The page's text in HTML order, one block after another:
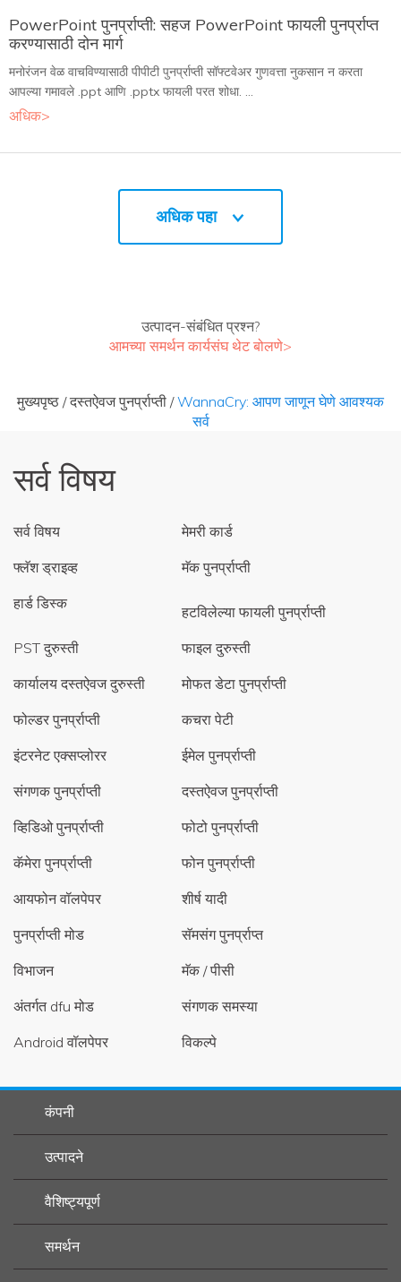
PowerPoint पुनर्प्राप्ती: सहज PowerPoint फायली पुनर्प्राप्त
करण्यासाठी दोन मार्ग
मनोरंजन वेळ वाचविण्यासाठी पीपीटी पुनर्प्राप्ती सॉफ्टवेअर गुणवत्ता नुकसान न करता
आपल्या गमावले .ppt आणि .pptx फायली परत शोधा. ...
अधिक>
अधिक पहा
उत्पादन-संबंधित प्रश्न?
आमच्या समर्थन कार्यसंघ थेट बोलणे>
मुख्यपृष्ठ /दस्तऐवज पुनर्प्राप्ती /WannaCry: आपण जाणून घेणे आवश्यक
सर्व
सर्व विषय
सर्व विषय
मेमरी कार्ड
फ्लॅश ड्राइव्ह
मॅक पुनर्प्राप्ती
हार्ड डिस्क
हटविलेल्या फायली पुनर्प्राप्ती
PST दुरुस्ती
फाइल दुरुस्ती
कार्यालय दस्तऐवज दुरुस्ती
मोफत डेटा पुनर्प्राप्ती
फोल्डर पुनर्प्राप्ती
कचरा पेटी
इंटरनेट एक्सप्लोरर
ईमेल पुनर्प्राप्ती
संगणक पुनर्प्राप्ती
दस्तऐवज पुनर्प्राप्ती
व्हिडिओ पुनर्प्राप्ती
फोटो पुनर्प्राप्ती
कॅमेरा पुनर्प्राप्ती
फोन पुनर्प्राप्ती
आयफोन वॉलपेपर
शीर्ष यादी
पुनर्प्राप्ती मोड
सॅमसंग पुनर्प्राप्त
विभाजन
मॅक / पीसी
अंतर्गत dfu मोड
संगणक समस्या
Android वॉलपेपर
विकल्पे
कंपनी
उत्पादने
वैशिष्ट्यपूर्ण
समर्थन